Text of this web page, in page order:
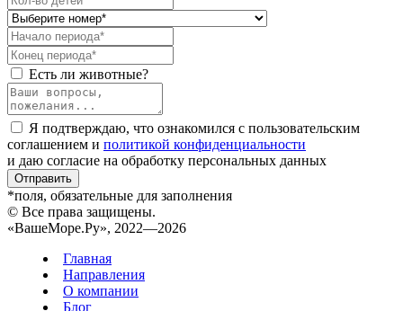
Есть ли животные?
Я подтверждаю, что ознакомился с пользовательским
соглашением и политикой конфиденциальности
и даю согласие на обработку персональных данных
Отправить
*поля, обязательные для заполнения
© Все права защищены.
«ВашеМоре.Ру», 2022—2026
Главная
Направления
О компании
Блог